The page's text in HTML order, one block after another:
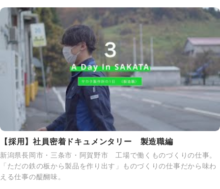
【採用】社員密着ドキュメンタリー 製造職編
新潟県長岡市・三条市・阿賀野市 工場で働くものづくりの仕事。
「ただの鉄の板から製品を作り出す」ものづくりの仕事だから味わ
える仕事の醍醐味。